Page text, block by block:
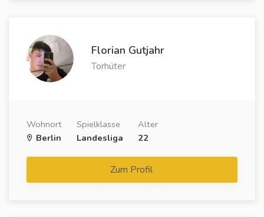
Florian Gutjahr
Torhüter
Wohnort
Berlin
Spielklasse
Landesliga
Alter
22
Zum Profil